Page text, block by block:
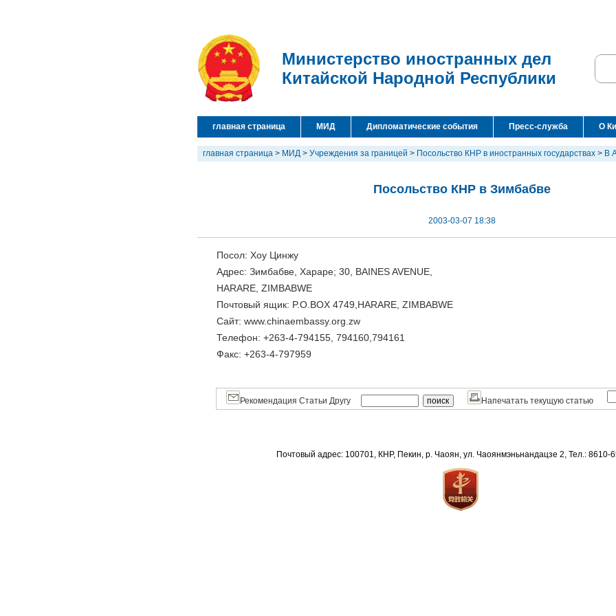
Министерство иностранных дел
Китайской Народной Республики
главная страница МИД Дипломатические события Пресс-служба О
главная страница > МИД > Учреждения за границей > Посольство КНР в иностранных государствах > В
Посольство КНР в Зимбабве
2003-03-07 18:38
Посол: Хоу Цинжу
Адрес: Зимбабве, Хараре; 30, BAINES AVENUE,
HARARE, ZIMBABWE
Почтовый ящик: P.O.BOX 4749,HARARE, ZIMBABWE
Сайт: www.chinaembassy.org.zw
Телефон: +263-4-794155, 794160,794161
Факс: +263-4-797959
Рекомендация Статьи Другу Напечатать текущую статью
Почтовый адрес: 100701, КНР, Пекин, р. Чаоян, ул. Чаоянмэньнандацзе 2, Тел.: 8610-